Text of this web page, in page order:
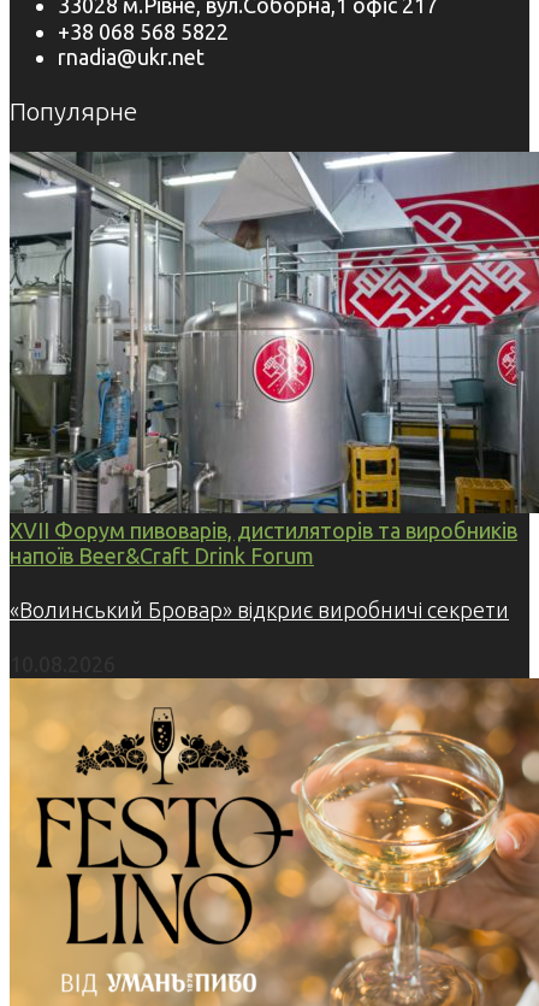
+38 068 568 5822
rnadia@ukr.net
Популярне
XVII Форум пивоварів, дистиляторів та виробників
напоїв Beer&Craft Drink Forum
«Волинський Бровар» відкриє виробничі секрети